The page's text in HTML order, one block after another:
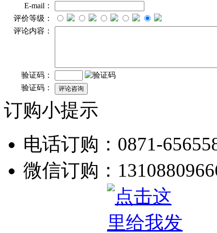
E-mail：
评价等级：
评论内容：
验证码：
验证码：
订购小提示
电话订购：0871-
微信订购：